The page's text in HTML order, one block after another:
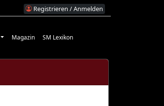
Registrieren / Anmelden
Magazin SM Lexikon